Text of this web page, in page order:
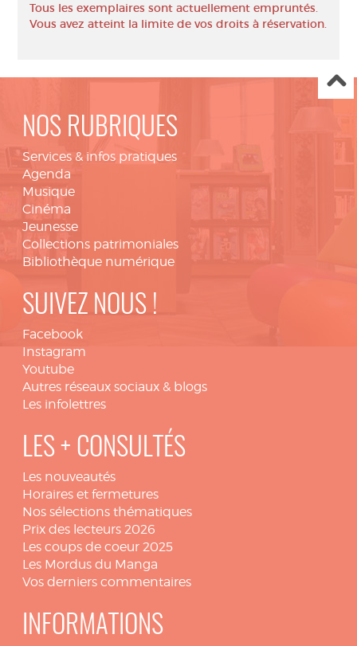
Tous les exemplaires sont actuellement empruntés.
Vous avez atteint la limite de vos droits à réservation.
NOS RUBRIQUES
Services & infos pratiques
Agenda
Musique
Cinéma
Jeunesse
Collections patrimoniales
Bibliothèque numérique
SUIVEZ NOUS !
Facebook
Instagram
Youtube
Autres réseaux sociaux & blogs
Les infolettres
LES + CONSULTÉS
Les nouveautés
Horaires et fermetures
Nos sélections thématiques
Prix des lecteurs 2026
Les coups de coeur 2025
Les Mordus du Manga
Vos derniers commentaires
INFORMATIONS